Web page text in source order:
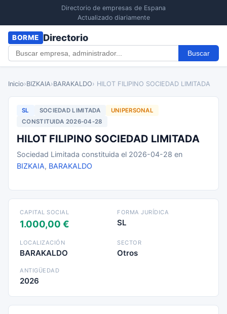
Directorio de empresas de Espana
Actualizado diariamente
BORME Directorio
Buscar
Inicio›BIZKAIA›BARAKALDO› HILOT FILIPINO SOCIEDAD LIMITADA
SL SOCIEDAD LIMITADA
UNIPERSONAL
CONSTITUIDA 2026-04-28
HILOT FILIPINO SOCIEDAD LIMITADA
Sociedad Limitada constituida el 2026-04-28 en
BIZKAIA, BARAKALDO
CAPITAL SOCIAL
1.000,00 €
FORMA JURÍDICA
SL
LOCALIZACIÓN
BARAKALDO
SECTOR
Otros
ANTIGÜEDAD
2026